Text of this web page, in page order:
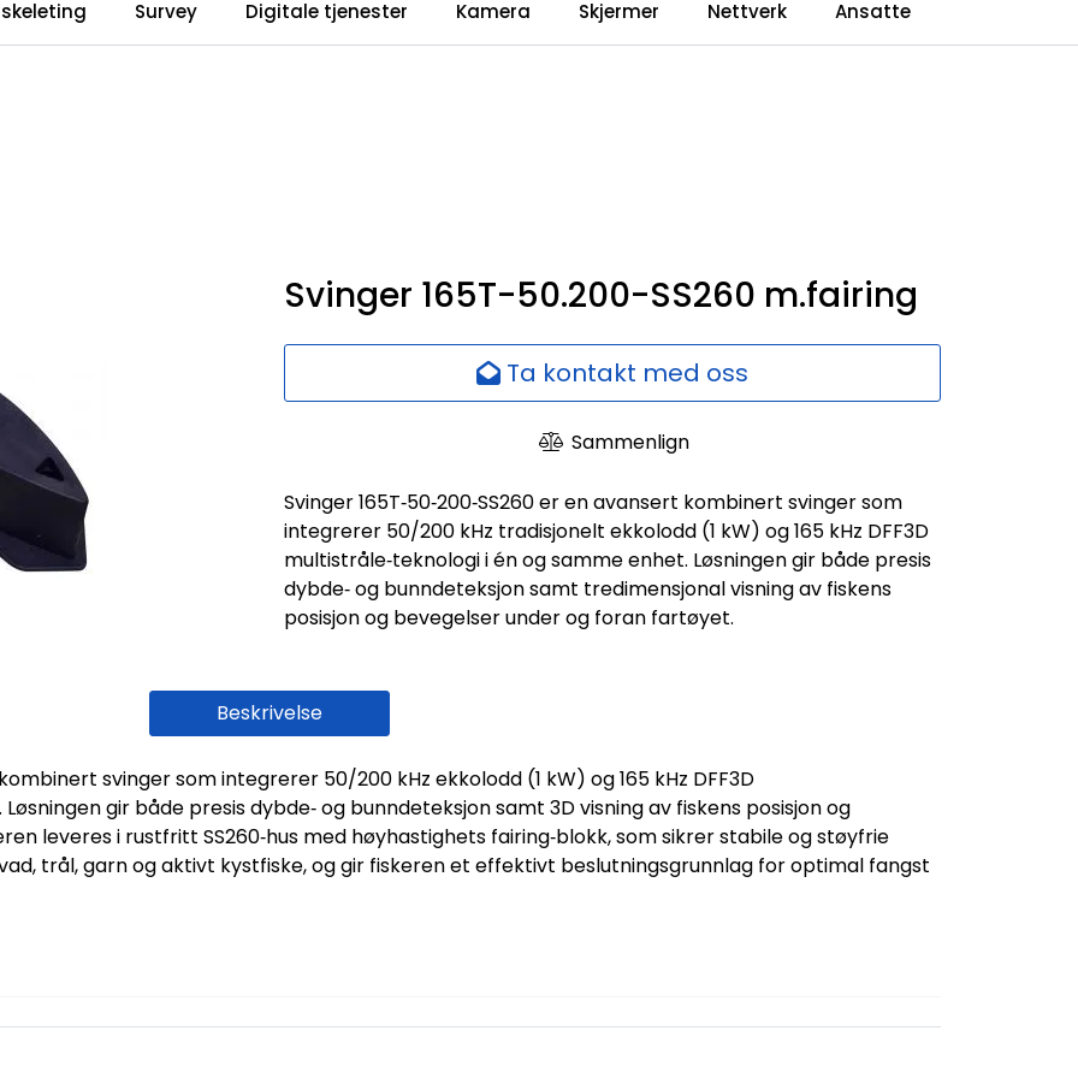
Language Sammenlign
0
Forhandlerweb
Survey Digitale tjenester Kamera Skjermer Nettverk Ansatte
Svinger 165T-50.200-SS260 m.fairing
Ta kontakt med oss
Sammenlign
Svinger 165T‑50‑200‑SS260 er en avansert kombinert svinger som
integrerer 50/200 kHz tradisjonelt ekkolodd (1 kW) og 165 kHz DFF3D
multistråle‑teknologi i én og samme enhet. Løsningen gir både presis
dybde‑ og bunndeteksjon samt tredimensjonal visning av fiskens
posisjon og bevegelser under og foran fartøyet.
Beskrivelse
svinger som integrerer 50/200 kHz ekkolodd (1 kW) og 165 kHz DFF3D
gir både presis dybde‑ og bunndeteksjon samt 3D visning av fiskens posisjon og
leveres i rustfritt SS260‑hus med høyhastighets fairing‑blokk, som sikrer stabile og støyfrie
trål, garn og aktivt kystfiske, og gir fiskeren et effektivt beslutningsgrunnlag for optimal fangst